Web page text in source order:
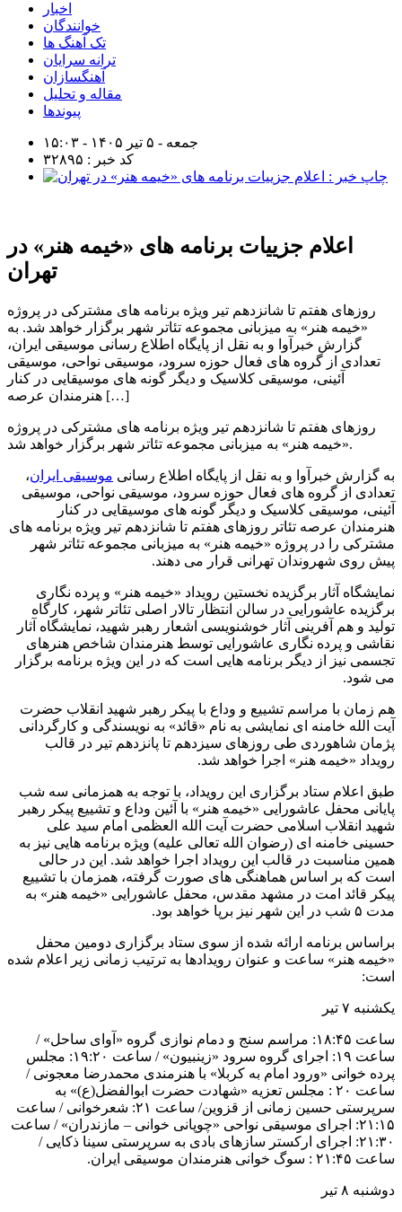
اخبار
خوانندگان
تک آهنگ ها
ترانه سرایان
آهنگسازان
مقاله و تحلیل
پیوندها
جمعه - ۵ تیر ۱۴۰۵ - ۱۵:۰۳
کد خبر : ۳۲۸۹۵
اعلام جزییات برنامه‌ های «خیمه هنر» در
تهران
روزهای هفتم تا شانزدهم تیر ویژه برنامه های مشترکی در پروژه
«خیمه هنر» به میزبانی مجموعه تئاتر شهر برگزار خواهد شد. به
گزارش خبرآوا و به نقل از پایگاه اطلاع رسانی موسیقی ایران،
تعدادی از گروه های فعال حوزه سرود، موسیقی نواحی، موسیقی
آئینی، موسیقی کلاسیک و دیگر گونه های موسیقایی در کنار
هنرمندان عرصه […]
روزهای هفتم تا شانزدهم تیر ویژه برنامه های مشترکی در پروژه
«خیمه هنر» به میزبانی مجموعه تئاتر شهر برگزار خواهد شد.
به گزارش خبرآوا و به نقل از پایگاه اطلاع رسانی موسیقی ایران،
تعدادی از گروه های فعال حوزه سرود، موسیقی نواحی، موسیقی
آئینی، موسیقی کلاسیک و دیگر گونه های موسیقایی در کنار
هنرمندان عرصه تئاتر روزهای هفتم تا شانزدهم تیر ویژه برنامه های
مشترکی را در پروژه «خیمه هنر» به میزبانی مجموعه تئاتر شهر
پیش روی شهروندان تهرانی قرار می دهند.
نمایشگاه آثار برگزیده نخستین رویداد «خیمه هنر» و پرده نگاری
برگزیده عاشورایی در سالن انتظار تالار اصلی تئاتر شهر، کارگاه
تولید و هم آفرینی آثار خوشنویسی اشعار رهبر شهید، نمایشگاه آثار
نقاشی و پرده نگاری عاشورایی توسط هنرمندان شاخص هنرهای
تجسمی نیز از دیگر برنامه هایی است که در این ویژه برنامه برگزار
می شود.
هم زمان با مراسم تشییع و وداع با پیکر رهبر شهید انقلاب حضرت
آیت الله خامنه ای نمایشی به نام «قائد» به نویسندگی و کارگردانی
پژمان شاهوردی طی روزهای سیزدهم تا پانزدهم تیر در قالب
رویداد «خیمه هنر» اجرا خواهد شد.
طبق اعلام ستاد برگزاری این رویداد، با توجه به همزمانی سه شب
پایانی محفل عاشورایی «خیمه هنر» با آئین وداع و تشییع پیکر رهبر
شهید انقلاب اسلامی حضرت آیت الله العظمی امام سید علی
حسینی خامنه ای (رضوان الله تعالی علیه) ویژه برنامه هایی نیز به
همین مناسبت در قالب این رویداد اجرا خواهد شد. این در حالی
است که بر اساس هماهنگی های صورت گرفته، همزمان با تشییع
پیکر قائد امت در مشهد مقدس، محفل عاشورایی «خیمه هنر» به
مدت ۵ شب در این شهر نیز برپا خواهد بود.
براساس برنامه ارائه شده از سوی ستاد برگزاری دومین محفل
«خیمه هنر» ساعت و عنوان رویدادها به ترتیب زمانی زیر اعلام شده
است:
یکشنبه ۷ تیر
ساعت ۱۸:۴۵: مراسم سنج و دمام نوازی گروه «آوای ساحل» /
ساعت ۱۹: اجرای گروه سرود «زینبیون» / ساعت ۱۹:۲۰: مجلس
پرده خوانی «ورود امام به کربلا» با هنرمندی محمدرضا معجونی /
ساعت ۲۰ : مجلس تعزیه «شهادت حضرت ابوالفضل(ع)» به
سرپرستی حسین زمانی از قزوین/ ساعت ۲۱: شعرخوانی / ساعت
۲۱:۱۵: اجرای موسیقی نواحی «چوپانی خوانی – مازندران» / ساعت
۲۱:۳۰: اجرای ارکستر سازهای بادی به سرپرستی سینا ذکایی /
ساعت ۲۱:۴۵ : سوگ خوانی هنرمندان موسیقی ایران.
دوشنبه ۸ تیر